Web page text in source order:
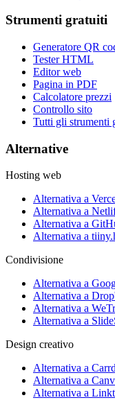
Strumenti gratuiti
Generatore QR
Tester HTML
Editor web
Pagina in PDF
Calcolatore prezzi
Controllo sito
Tutti gli strumenti
Alternative
Hosting web
Alternativa a
Alternativa a
Alternativa a
Alternativa a
Condivisione
Alternativa a
Alternativa a
Alternativa a
Alternativa a
Design creativo
Alternativa a Carrd
Alternativa a
Alternativa a